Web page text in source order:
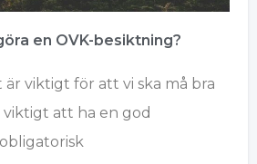
en OVK-besiktning?
viktigt för att vi ska må bra
att ha en god